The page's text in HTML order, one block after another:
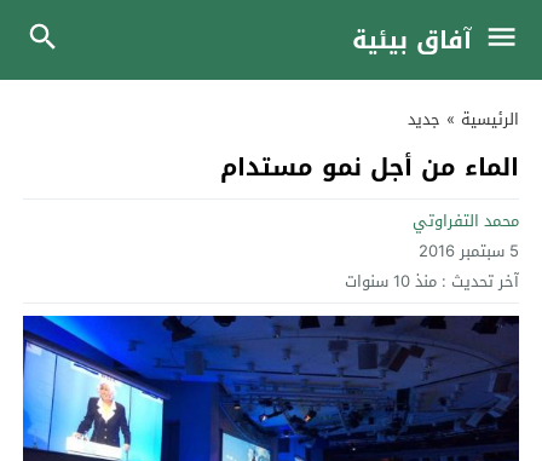
آفاق بيئية
الرئيسية » جديد
الماء من أجل نمو مستدام
محمد التفراوتي
5 سبتمبر 2016
آخر تحديث : منذ 10 سنوات